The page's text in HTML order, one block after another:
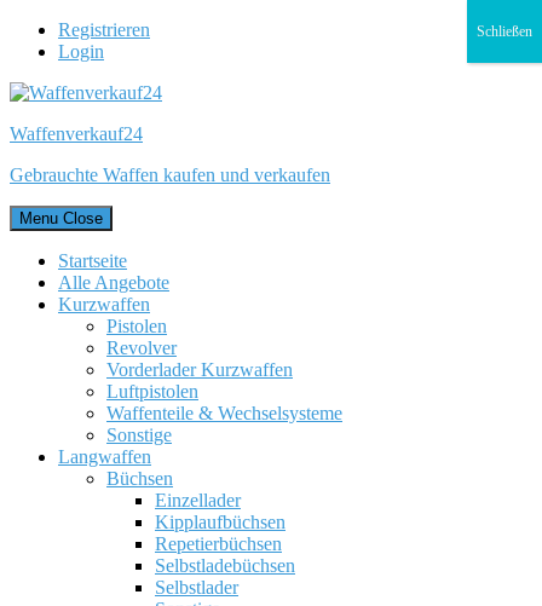
Registrieren
Login
Waffenverkauf24
Gebrauchte Waffen kaufen und verkaufen
Menu Close
Startseite
Alle Angebote
Kurzwaffen
Pistolen
Revolver
Vorderlader Kurzwaffen
Luftpistolen
Waffenteile & Wechselsysteme
Sonstige
Langwaffen
Büchsen
Einzellader
Kipplaufbüchsen
Repetierbüchsen
Selbstladebüchsen
Selbstlader
Schließen